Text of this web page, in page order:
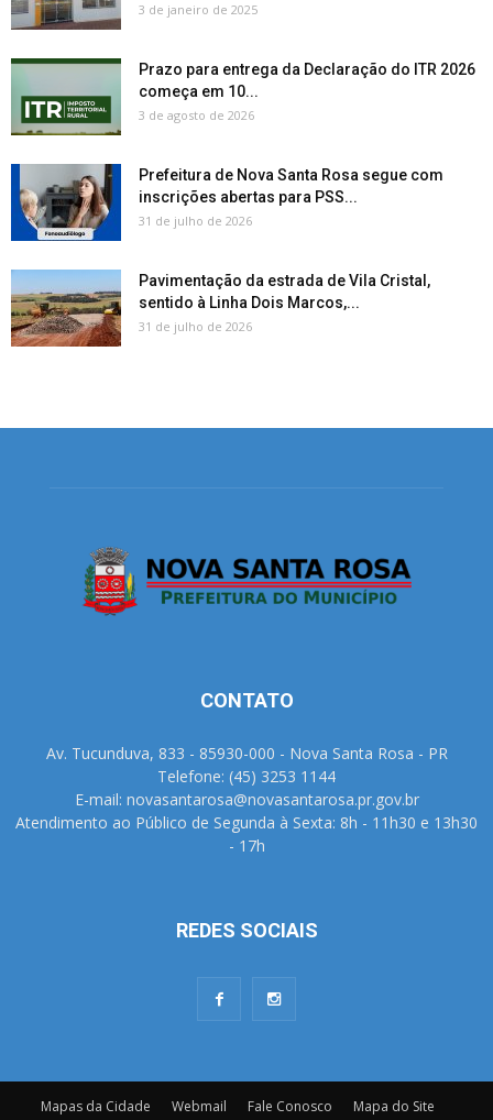
3 de janeiro de 2025
Prazo para entrega da Declaração do ITR 2026
começa em 10...
3 de agosto de 2026
Prefeitura de Nova Santa Rosa segue com
inscrições abertas para PSS...
31 de julho de 2026
Pavimentação da estrada de Vila Cristal,
sentido à Linha Dois Marcos,...
31 de julho de 2026
CONTATO
Av. Tucunduva, 833 - 85930-000 - Nova Santa Rosa - PR
Telefone: (45) 3253 1144
E-mail: novasantarosa@novasantarosa.pr.gov.br
Atendimento ao Público de Segunda à Sexta: 8h - 11h30 e 13h30
- 17h
REDES SOCIAIS
Mapas da Cidade Webmail Fale Conosco Mapa do Site